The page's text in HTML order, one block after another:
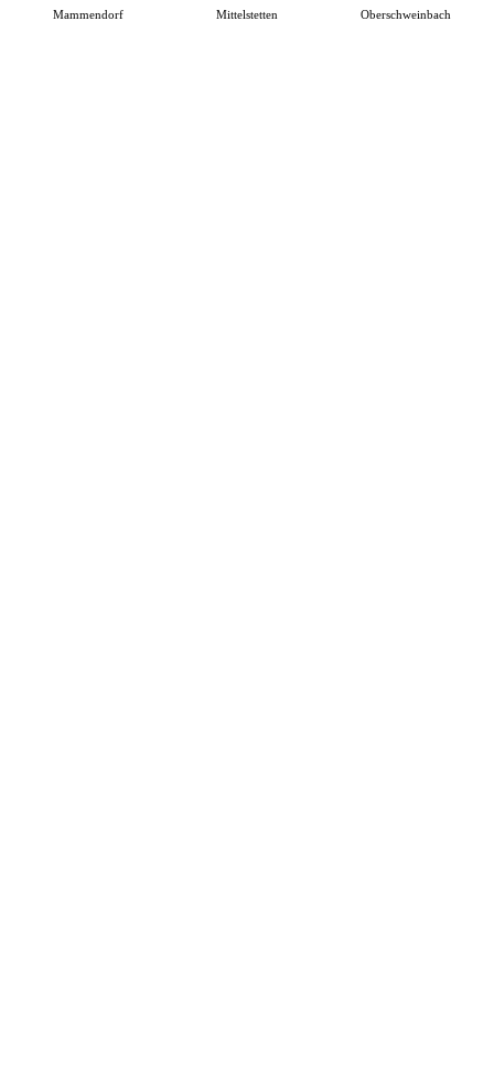
Mammendorf Mittelstetten Oberschweinbach